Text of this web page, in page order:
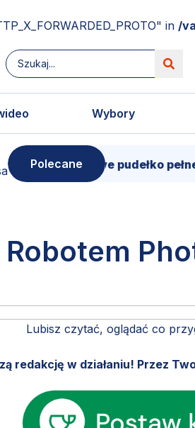
in /
Wybory
Polecane
Filmowe pudełko pełne
Lubisz czytać, oglądać co
redakcję w działaniu! Przez